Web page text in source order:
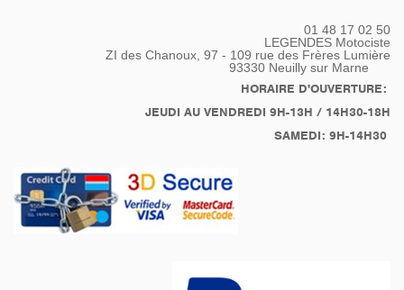
01 48 17 02 50
LEGENDES Motociste
ZI des Chanoux, 97 - 109 rue des Frères Lumière
93330 Neuilly sur Marne
HORAIRE D'OUVERTURE:
JEUDI AU VENDREDI 9H-13H / 14H30-18H
SAMEDI: 9H-14H30